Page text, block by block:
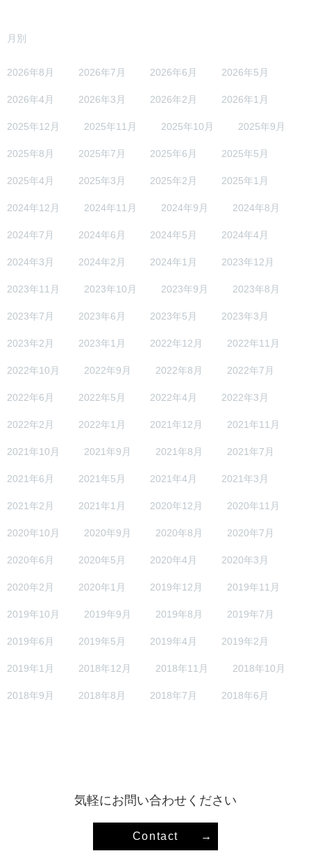
月別
2026年8月 2026年7月 2026年6月 2026年5月
2026年4月 2026年3月 2026年2月 2026年1月
2025年12月 2025年11月 2025年10月 2025年9月
2025年8月 2025年7月 2025年6月 2025年5月
2025年4月 2025年3月 2025年2月 2025年1月
2024年12月 2024年11月 2024年9月 2024年8月
2024年7月 2024年6月 2024年5月 2024年4月
2024年3月 2024年2月 2024年1月 2023年12月
2023年11月 2023年10月 2023年9月 2023年8月
2023年7月 2023年6月 2023年5月 2023年3月
2023年2月 2023年1月 2022年12月 2022年11月
2022年10月 2022年9月 2022年8月 2022年7月
2022年6月 2022年5月 2022年4月 2022年3月
2022年2月 2022年1月 2021年12月 2021年11月
2021年10月 2021年9月 2021年8月 2021年7月
2021年6月 2021年5月 2021年4月 2021年3月
2021年2月 2021年1月 2020年12月 2020年11月
2020年10月 2020年9月 2020年8月 2020年7月
2020年6月 2020年5月 2020年4月 2020年3月
2020年2月 2020年1月 2019年12月 2019年11月
2019年10月 2019年9月 2019年8月 2019年7月
2019年6月 2019年5月 2019年4月 2019年2月
2019年1月 2018年12月 2018年11月 2018年10月
2018年9月 2018年8月 2018年7月 2018年6月
気軽にお問い合わせください
Contact →